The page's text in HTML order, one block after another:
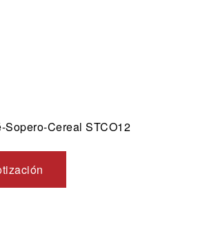
Sopero-Cereal STCO12